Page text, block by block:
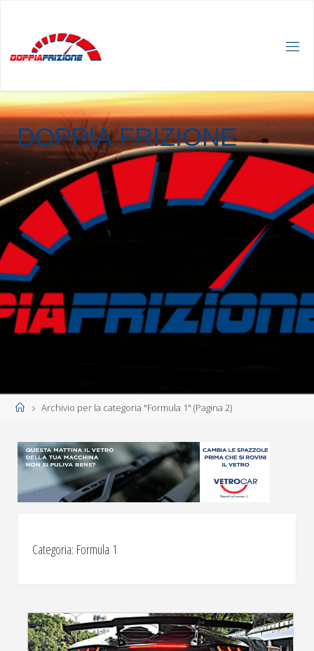
DOPPIA FRIZIONE
HomeArchivio per la categoria "Formula 1" (Pagina 2)
Categoria: Formula 1